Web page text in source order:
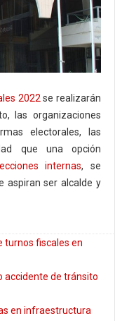
2022 se realizarán
las organizaciones
electorales, las
que una opción
internas, se
aspiran ser alcalde y
turnos fiscales en
accidente de tránsito
en infraestructura